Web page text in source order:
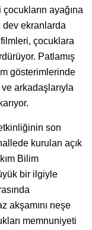
ayağına
dev ekranlarda
çocuklara
Patlamış
gösterimlerinde
arkadaşlarıyla
son
kurulan açık
Bilim
bir ilgiyle
akşamını neşe
memnuniyeti